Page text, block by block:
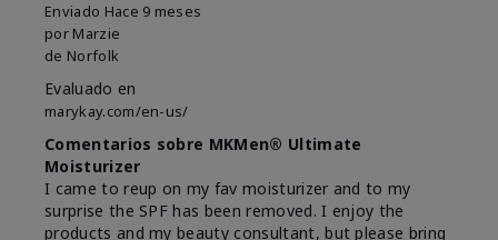
Enviado Hace 9 meses
por Marzie
de Norfolk
Evaluado en
marykay.com/en-us/
Comentarios sobre MKMen® Ultimate
Moisturizer
I came to reup on my fav moisturizer and to my
surprise the SPF has been removed. I enjoy the
products and my beauty consultant, but please bring